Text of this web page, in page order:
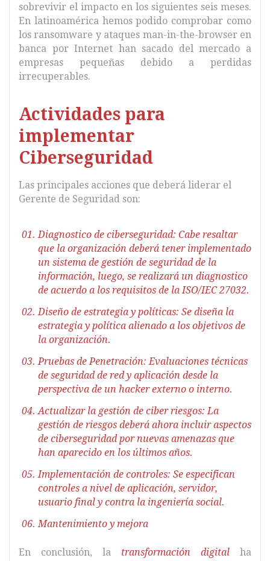
sobrevivir el impacto en los siguientes seis meses.
En latinoamérica hemos podido comprobar como
los ransomware y ataques man-in-the-browser en
banca por Internet han sacado del mercado a
empresas pequeñas debido a perdidas
irrecuperables.
Actividades para
implementar
Ciberseguridad
Las principales acciones que deberá liderar el
Gerente de Seguridad son:
Diagnostico de ciberseguridad: Cabe resaltar
que la organización deberá tener implementado
un sistema de gestión de seguridad de la
información, luego, se realizará un diagnostico
de acuerdo a los requisitos de la ISO/IEC 27032.
Diseño de estrategia y políticas: Se diseña la
estrategia y política alienado a los objetivos de
la organización.
Pruebas de Penetración: Evaluaciones técnicas
de seguridad de red y aplicación desde la
perspectiva de un hacker externo o interno.
Actualizar la gestión de ciber riesgos: La
gestión de riesgos deberá ahora incluir aspectos
de ciberseguridad por nuevas amenazas que
han aparecido en los últimos años.
Implementación de controles: Se especifican
controles a nivel de aplicación, servidor,
usuario final y contra la ingeniería social.
Mantenimiento y mejora
En conclusión, la transformación digital ha